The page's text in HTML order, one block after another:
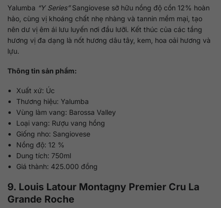
Yalumba “Y Series”Sangiovese sở hữu nồng độ cồn 12% hoàn
hảo, cùng vị khoáng chất nhẹ nhàng và tannin mềm mại, tạo
nên dư vị êm ái lưu luyến nơi đầu lưỡi. Kết thúc của các tầng
hương vị đa dạng là nốt hương dâu tây, kem, hoa oải hương và
lựu.
Thông tin sản phẩm:
Xuất xứ: Úc
Thương hiệu: Yalumba
Vùng làm vang: Barossa Valley
Loại vang: Rượu vang hồng
Giống nho: Sangiovese
Nồng độ: 12 %
Dung tích: 750ml
Giá thành: 425.000 đồng
9. Louis Latour Montagny Premier Cru La
Grande Roche